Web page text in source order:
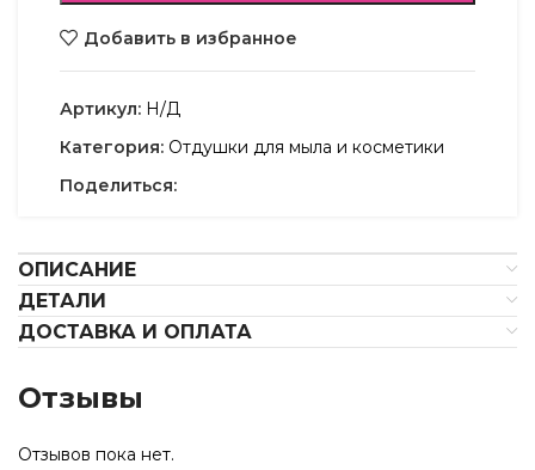
Добавить в избранное
Артикул: Н/Д
Категория: Отдушки для мыла и косметики
Поделиться:
ОПИСАНИЕ
ДЕТАЛИ
ДОСТАВКА И ОПЛАТА
Отзывы
Отзывов пока нет.